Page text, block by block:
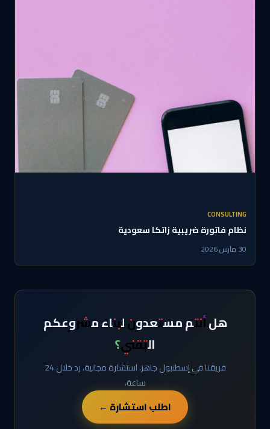
CONSULTING
نظام فاتورة ضريبية زاتكا سعودية
30 مارس 2026
هل أنتم مستعدون لبناء مشروعكم
التقني؟
فريقنا في إسطنبول جاهز. استشارة مجانية، رد خلال 24
ساعة.
اطلب استشارة ←